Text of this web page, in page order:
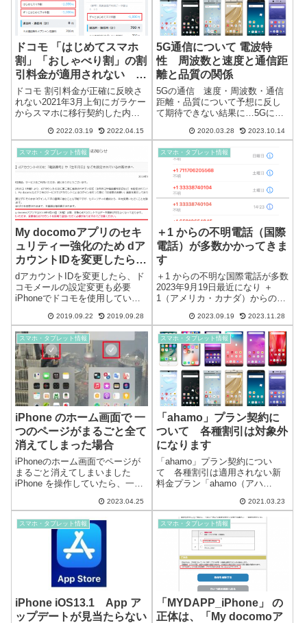
ドコモ 「はじめてスマホ
割」「おしゃべり割」の割
引料金が適用されない 不
具合
ドコモ 割引料金が正確に反映さ
れない2021年3月上旬にガラケー
からスマホに移行契約した内容
ケーからスマホへの移行を推進
するために多数の割引特典があ
り、特殊な割引（格安）になっ
ています。■はじめてスマホ割■
ずっと...
2022.03.19 2022.04.15
5G通信について 電波特
性 周波数と速度と通信距
離と品質の関係
5Gの通信 速度・周波数・通信
距離・品質について予想に反し
て期待できない結果に…5Gに関
ているので、ここでは、電波や
周波数特性に関して記載しま
す。若いころには、アマチュア
無線でいかに遠くの人と会話を
するかを楽しん...
2020.03.28 2023.10.14
スマホ・タブレット情報
My docomoアプリのセキ
ュリティー強化のため dア
カウントIDを変更したら、
ドコモメールが使用できな
くなりました
dアカウントIDを変更したら、ド
コモメールの設定変更も必要
iPhoneでドコモを使用していま
用量などの確認ができるMy
docomoアプリが突然更新できな
くなり、原因を調べると、「dア
カウントIDに電話番号を設...
2019.09.22 2019.09.28
スマホ・タブレット情報
＋1 からの不明電話（国際
電話）が多数かかってきま
す
＋1 からの不明な国際電話が多数
2023年9月19日最近になり ＋
1（アメリカ・カナダ）からの不
ます。many-unknown-
international-call毎日ほぼ同じ時
間帯にかかってきます。午前10
時頃...
2023.09.19 2023.11.28
スマホ・タブレット情報
iPhone のホーム画面で 一
つのページがまるごと全て
消えてしまった場合
iPhoneのホーム画面でページが
まるごと消えてしまいました
iPhone を操作していたら、一つ
あせっていました。おそらく誤
からず困っていました。無意識
で「iPhone のホーム画面で...
2023.04.25
スマホ・タブレット情報
「ahamo」プラン契約に
ついて 各種割引は対象外
になります
「ahamo」プラン契約につい
て 各種割引は適用されない新
料金プラン「ahamo（アハ
種割引「ファミリー割引」「み
んなドコモ割」「ドコモ光セッ
ト割」「ずっとドコモ特典」な
ど、対象外になるのでよく検討
する必要があり...
2021.03.23
スマホ・タブレット情報
iPhone iOS13.1 App ア
ップデートが見当たらない
スマホ・タブレット情報
「MYDAPP_iPhone」 の
正体は、「My docomoア